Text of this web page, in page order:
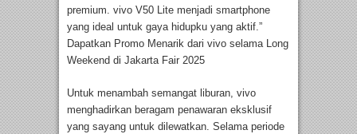
premium. vivo V50 Lite menjadi smartphone
yang ideal untuk gaya hidupku yang aktif.”
Dapatkan Promo Menarik dari vivo selama Long
Weekend di Jakarta Fair 2025
Untuk menambah semangat liburan, vivo
menghadirkan beragam penawaran eksklusif
yang sayang untuk dilewatkan. Selama periode